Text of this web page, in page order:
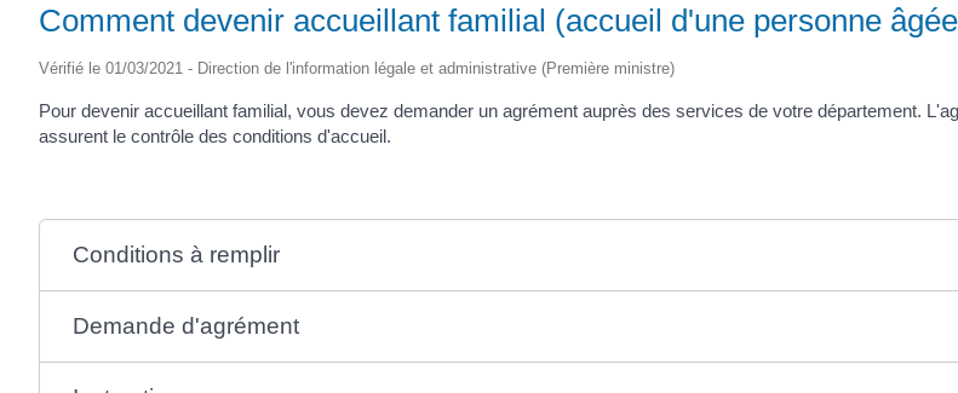
Comment devenir accueillant familial (accueil d'une personne
Vérifié le 01/03/2021 - Direction de l'information légale et administrative (Première ministre)
Pour devenir accueillant familial, vous devez demander un agrément auprès des services de votre département.
assurent le contrôle des conditions d'accueil.
Conditions à remplir
Demande d'agrément